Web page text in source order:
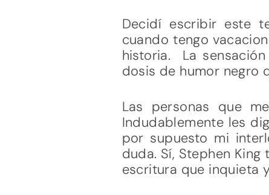
Decidí escribir este
cuando tengo
historia. La
dosis de humor negro
Las personas que
Indudablemente les
por supuesto mi
duda. Sí, Stephen
escritura que inquieta